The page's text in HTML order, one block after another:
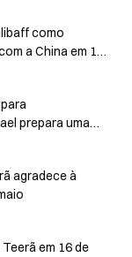
como
a China em 17
prepara uma
agradece à
em 16 de